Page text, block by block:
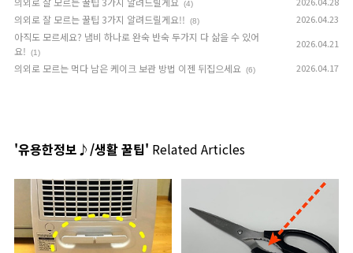
(4)
의외로 잘 모르는 꿀팁 3가지 알려드릴게요!! (8) 2026.04.23
아직도 모르세요? 냄비 하나로 완숙 반숙 두가지 다 삶을 수 있어
요!
(1)
2026.04.21
의외로 모르는 먹다 남은 케이크 보관 방법 이젠 뒤집으세요 (6) 2026.04.17
'유용한정보♪/생활 꿀팁' Related Articles